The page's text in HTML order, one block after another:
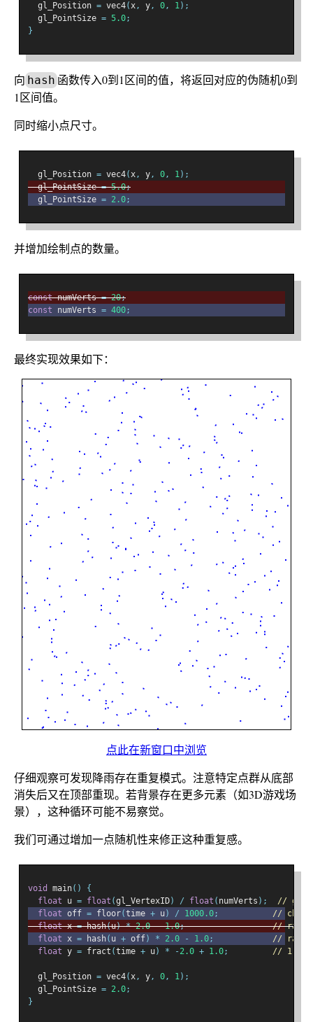
  gl_Position
= vec4(x, y, 0, 1);
  gl_PointSize
= 5.0;
}
向 hash 函数传入0到1区间的值，将返回对应的伪随机0到
1区间值。
同时缩小点尺寸。
  gl_Position
= vec4(x, y, 0, 1);
  gl_PointSize
= 5.0;
  gl_PointSize
= 2.0;
并增加绘制点的数量。
const numVerts = 20;
const numVerts = 400;
最终实现效果如下：
点此在新窗口中浏览
仔细观察可发现降雨存在重复模式。注意特定点群从底部
消失后又在顶部重现。若背景存在更多元素（如3D游戏场
景），这种循环可能不易察觉。
我们可通过增加一点随机性来修正这种重复感。
void main()
{
float u = float (gl_VertexID) / float ( numVerts );
//
float off = floor(time + u) / 1000.0;
//
float x = hash(u) * 2.0 - 1.0;
//
float x = hash( u + off) * 2.0 - 1.0;
//
float y = fract (time + u) * -2.0 + 1.0; // 1.0 -
  gl_Position
= vec4(x, y, 0, 1);
  gl_PointSize
= 2.0;
}